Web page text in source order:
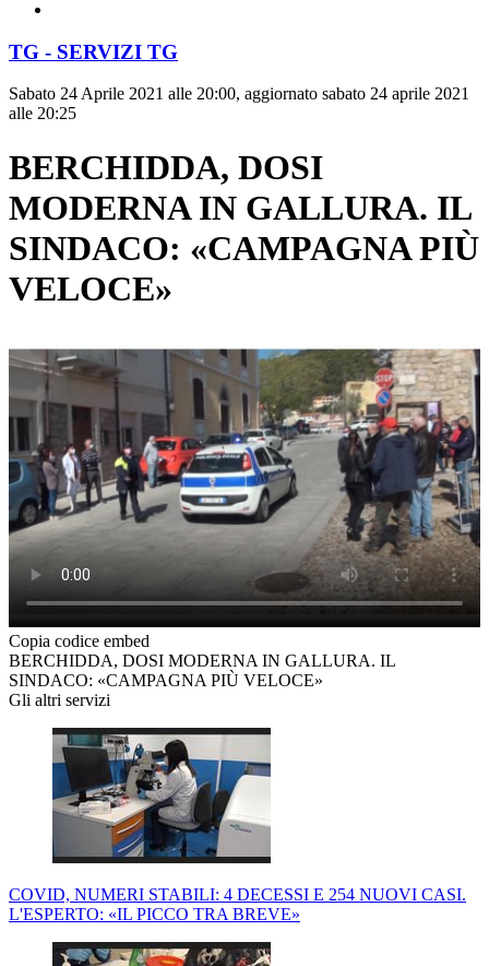
TG - SERVIZI TG
Sabato 24 Aprile 2021 alle 20:00, aggiornato sabato 24 aprile 2021
alle 20:25
BERCHIDDA, DOSI
MODERNA IN GALLURA. IL
SINDACO: «CAMPAGNA PIÙ
VELOCE»
Copia codice embed
BERCHIDDA, DOSI MODERNA IN GALLURA. IL
SINDACO: «CAMPAGNA PIÙ VELOCE»
Gli altri servizi
COVID, NUMERI STABILI: 4 DECESSI E 254 NUOVI CASI.
L'ESPERTO: «IL PICCO TRA BREVE»